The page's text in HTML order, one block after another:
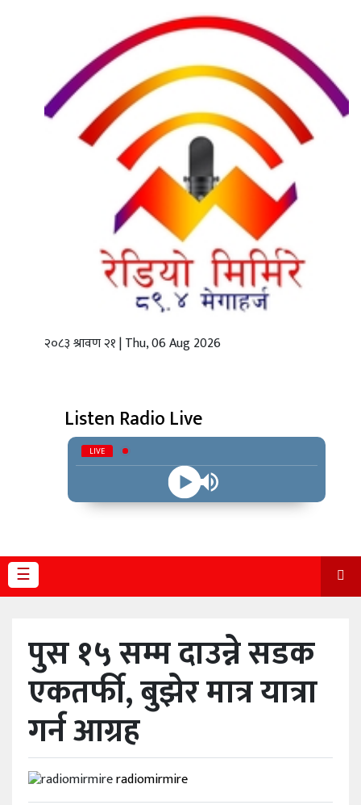
२०८३ श्रावण २१ | Thu, 06 Aug 2026
Listen Radio Live
LIVE
☰
पुस १५ सम्म दाउन्ने सडक
एकतर्फी, बुझेर मात्र यात्रा
गर्न आग्रह
radiomirmire